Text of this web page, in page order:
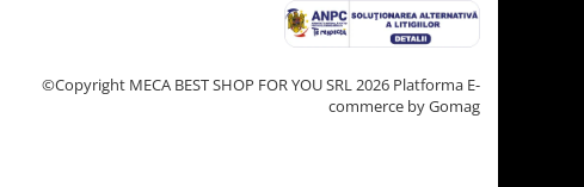
©Copyright MECA BEST SHOP FOR YOU SRL 2026 Platforma E-
commerce by Gomag